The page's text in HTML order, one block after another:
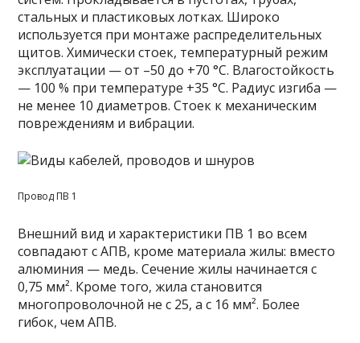
стальных и пластиковых лотках. Широко
используется при монтаже распределительных
щитов. Химически стоек, температурный режим
эксплуатации — от –50 до +70 °C. Влагостойкость
— 100 % при температуре +35 °C. Радиус изгиба —
не менее 10 диаметров. Стоек к механическим
повреждениям и вибрации.
Провод ПВ 1
Внешний вид и характеристики ПВ 1 во всем
совпадают с АПВ, кроме материала жилы: вместо
алюминия — медь. Сечение жилы начинается с
0,75 мм². Кроме того, жила становится
многопроволочной не с 25, а с 16 мм². Более
гибок, чем АПВ.